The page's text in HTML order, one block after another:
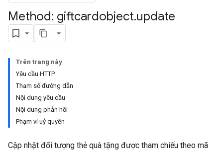
Method: giftcardobject.update
Trên trang này
Yêu cầu HTTP
Tham số đường dẫn
Nội dung yêu cầu
Nội dung phản hồi
Phạm vi uỷ quyền
Cập nhật đối tượng thẻ quà tặng được tham chiếu theo mã